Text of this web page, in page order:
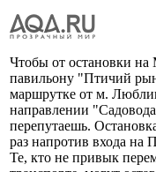
Чтобы от остановки
павильону "Птичий
маршрутке от м.
направлении
перепутаешь.
раз напротив входа на
Те, кто не привык